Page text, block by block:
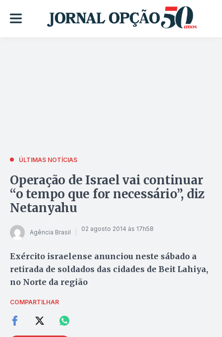
ÚLTIMAS NOTÍCIAS
Operação de Israel vai continuar
“o tempo que for necessário”, diz
Netanyahu
Agência Brasil 02 agosto 2014 às 17h58
Exército israelense anunciou neste sábado a
retirada de soldados das cidades de Beit Lahiya,
no Norte da região
COMPARTILHAR